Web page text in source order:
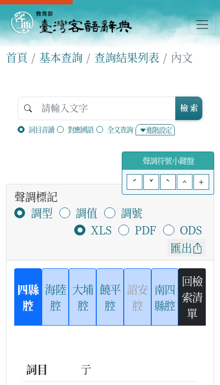
首頁 基本查詢 查詢結果列表 內文
詞目音讀 對應國語 全文查詢 進階設定
檢 索
聲調符號小鍵盤
ˊ
ˇ ˋ ^ +
聲調標記
調型
調值
調號
XLS
PDF
ODS
匯出
四縣
腔
海陸
腔
大埔
腔
饒平
腔
詔安
腔
南四
縣腔
回檢
索清
單
詞目
亍